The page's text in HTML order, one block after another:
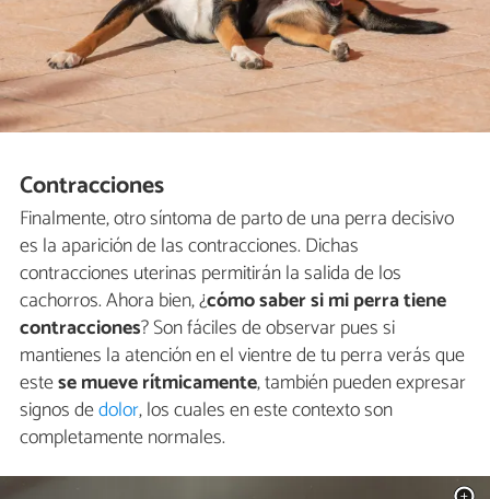
Contracciones
Finalmente, otro síntoma de parto de una perra decisivo
es la aparición de las contracciones. Dichas
contracciones uterinas permitirán la salida de los
cachorros. Ahora bien, ¿cómo saber si mi perra tiene
contracciones? Son fáciles de observar pues si
mantienes la atención en el vientre de tu perra verás que
estese mueve rítmicamente, también pueden expresar
signos dedolor, los cuales en este contexto son
completamente normales.